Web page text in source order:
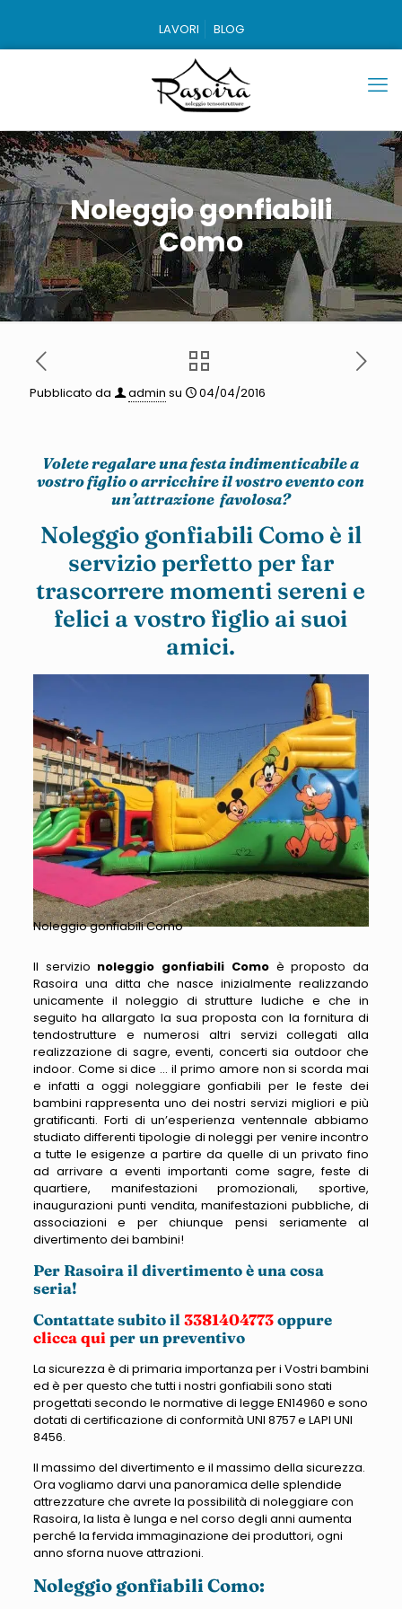
LAVORI BLOG
Noleggio gonfiabili
Como
Pubblicato da admin su 04/04/2016
Volete regalare una festa indimenticabile a
vostro figlio o arricchire il vostro evento con
un’attrazione favolosa?
Noleggio gonfiabili Como è il
servizio perfetto per far
trascorrere momenti sereni e
felici a vostro figlio ai suoi
amici.
Noleggio gonfiabili Como
Il servizio noleggio gonfiabili Como è proposto da
Rasoira una ditta che nasce inizialmente realizzando
unicamente il noleggio di strutture ludiche e che in
seguito ha allargato la sua proposta con la fornitura di
tendostrutture e numerosi altri servizi collegati alla
realizzazione di sagre, eventi, concerti sia outdoor che
indoor. Come si dice … il primo amore non si scorda mai
e infatti a oggi noleggiare gonfiabili per le feste dei
bambini rappresenta uno dei nostri servizi migliori e più
gratificanti. Forti di un’esperienza ventennale abbiamo
studiato differenti tipologie di noleggi per venire incontro
a tutte le esigenze a partire da quelle di un privato fino
ad arrivare a eventi importanti come sagre, feste di
quartiere, manifestazioni promozionali, sportive,
inaugurazioni punti vendita, manifestazioni pubbliche, di
associazioni e per chiunque pensi seriamente al
divertimento dei bambini!
Per Rasoira il divertimento è una cosa
seria!
Contattate subito il 3381404773oppure
clicca qui per un preventivo
La sicurezza è di primaria importanza per i Vostri bambini
ed è per questo che tutti i nostri gonfiabili sono stati
progettati secondo le normative di legge EN14960 e sono
dotati di certificazione di conformità UNI 8757 e LAPI UNI
8456.
Il massimo del divertimento e il massimo della sicurezza.
Ora vogliamo darvi una panoramica delle splendide
attrezzature che avrete la possibilità di noleggiare con
Rasoira, la lista è lunga e nel corso degli anni aumenta
perché la fervida immaginazione dei produttori, ogni
anno sforna nuove attrazioni.
Noleggio gonfiabili Como: